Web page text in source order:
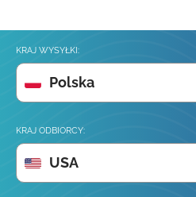
KRAJ WYSYŁKI:
Polska
KRAJ ODBIORCY:
USA